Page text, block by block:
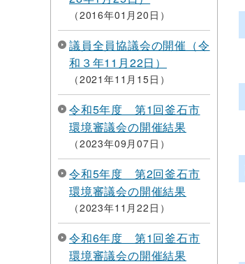
2016年01月20日
議員全員協議会の開催（令
和３年11月22日）
2021年11月15日
令和5年度 第1回釜石市
環境審議会の開催結果
2023年09月07日
令和5年度 第2回釜石市
環境審議会の開催結果
2023年11月22日
令和6年度 第1回釜石市
環境審議会の開催結果